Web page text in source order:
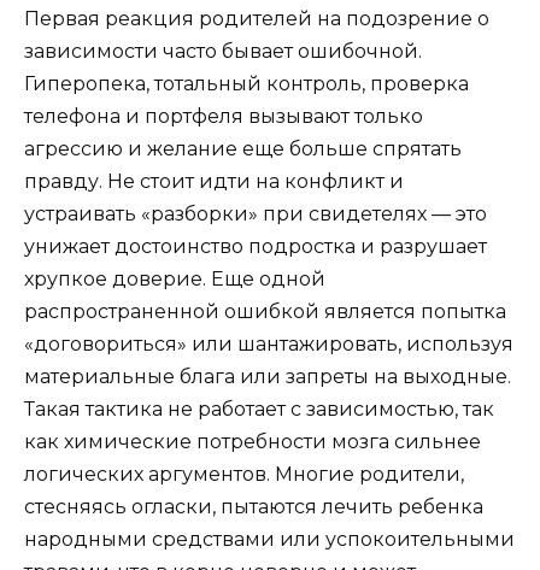
Первая реакция родителей на подозрение о
зависимости часто бывает ошибочной.
Гиперопека, тотальный контроль, проверка
телефона и портфеля вызывают только
агрессию и желание еще больше спрятать
правду. Не стоит идти на конфликт и
устраивать «разборки» при свидетелях — это
унижает достоинство подростка и разрушает
хрупкое доверие. Еще одной
распространенной ошибкой является попытка
«договориться» или шантажировать, используя
материальные блага или запреты на выходные.
Такая тактика не работает с зависимостью, так
как химические потребности мозга сильнее
логических аргументов. Многие родители,
стесняясь огласки, пытаются лечить ребенка
народными средствами или успокоительными